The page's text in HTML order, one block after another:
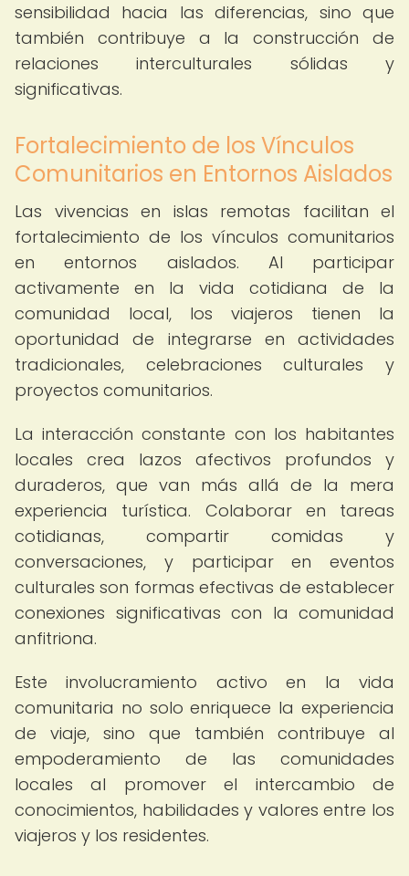
sensibilidad hacia las diferencias, sino que
también contribuye a la construcción de
relaciones interculturales sólidas y
significativas.
Fortalecimiento de los Vínculos
Comunitarios en Entornos Aislados
Las vivencias en islas remotas facilitan el
fortalecimiento de los vínculos comunitarios
en entornos aislados. Al participar
activamente en la vida cotidiana de la
comunidad local, los viajeros tienen la
oportunidad de integrarse en actividades
tradicionales, celebraciones culturales y
proyectos comunitarios.
La interacción constante con los habitantes
locales crea lazos afectivos profundos y
duraderos, que van más allá de la mera
experiencia turística. Colaborar en tareas
cotidianas, compartir comidas y
conversaciones, y participar en eventos
culturales son formas efectivas de establecer
conexiones significativas con la comunidad
anfitriona.
Este involucramiento activo en la vida
comunitaria no solo enriquece la experiencia
de viaje, sino que también contribuye al
empoderamiento de las comunidades
locales al promover el intercambio de
conocimientos, habilidades y valores entre los
viajeros y los residentes.